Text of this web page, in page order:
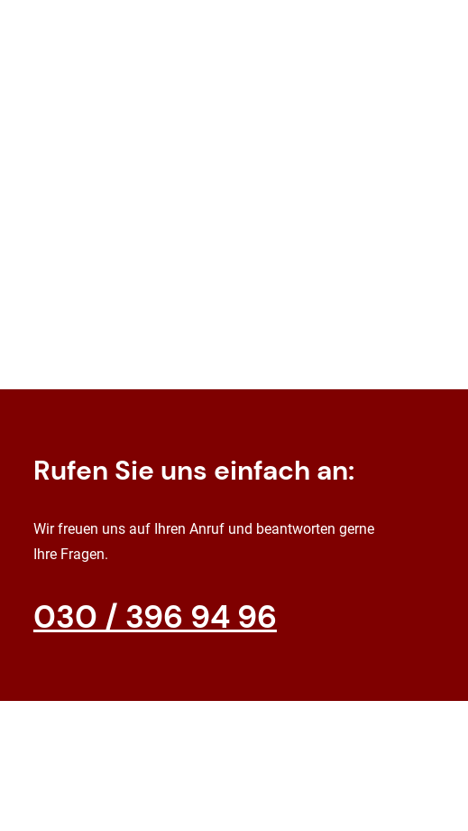
Rufen Sie uns einfach an:
Wir freuen uns auf Ihren Anruf und beantworten gerne
Ihre Fragen.
030 / 396 94 96